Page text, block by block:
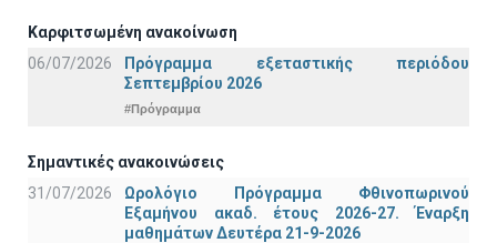
Καρφιτσωμένη ανακοίνωση
06/07/2026
Πρόγραμμα εξεταστικής περιόδου
Σεπτεμβρίου 2026
#Πρόγραμμα
Σημαντικές ανακοινώσεις
31/07/2026
Ωρολόγιο Πρόγραμμα Φθινοπωρινού
Εξαμήνου ακαδ. έτους 2026-27. Έναρξη
μαθημάτων Δευτέρα 21-9-2026